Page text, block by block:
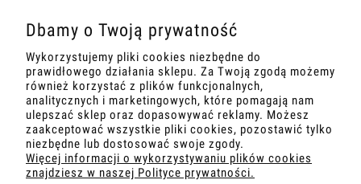
DANE TECHNICZNE
pokaż pełną wersję strony
Dbamy o Twoją prywatność
Wykorzystujemy pliki cookies niezbędne do
prawidłowego działania sklepu. Za Twoją zgodą możemy
również korzystać z plików funkcjonalnych,
analitycznych i marketingowych, które pomagają nam
ulepszać sklep oraz dopasowywać reklamy. Możesz
zaakceptować wszystkie pliki cookies, pozostawić tylko
niezbędne lub dostosować swoje zgody.
Więcej informacji o wykorzystywaniu plików cookies
znajdziesz w naszej Polityce prywatności.